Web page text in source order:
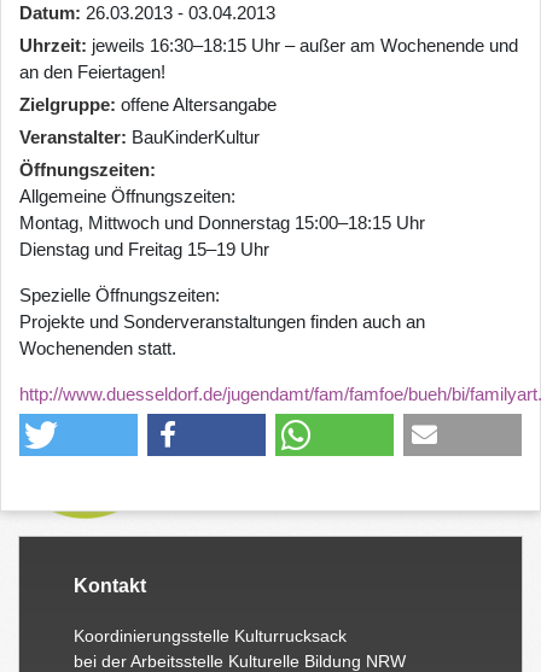
Datum 26.03.2013 - 03.04.2013
Uhrzeit jeweils 16:30–18:15 Uhr – außer am Wochenende und
an den Feiertagen!
Zielgruppe offene Altersangabe
Veranstalter BauKinderKultur
Öffnungszeiten
Allgemeine Öffnungszeiten:
Montag, Mittwoch und Donnerstag 15:00–18:15 Uhr
Dienstag und Freitag 15–19 Uhr
Spezielle Öffnungszeiten:
Projekte und Sonderveranstaltungen finden auch an
Wochenenden statt.
http://www.duesseldorf.de/jugendamt/fam/famfoe/bueh/bi/
Kontakt
Koordinierungsstelle Kulturrucksack
bei der Arbeitsstelle Kulturelle Bildung NRW